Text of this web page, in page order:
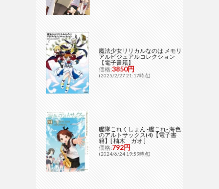
魔法少女リリカルなのは メモリ
アルビジュアルコレクション
【電子書籍】
価格:3850円
(2025/2/27 21:17時点)
艦隊これくしょん -艦これ- 海色
のアルトサックス(4)【電子書
籍】[ 柚木 ガオ ]
価格:792円
(2024/6/24 19:59時点)